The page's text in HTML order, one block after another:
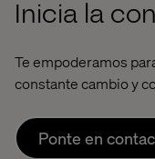
Inicia la
Te empoderamos
constante cambio y
Ponte en